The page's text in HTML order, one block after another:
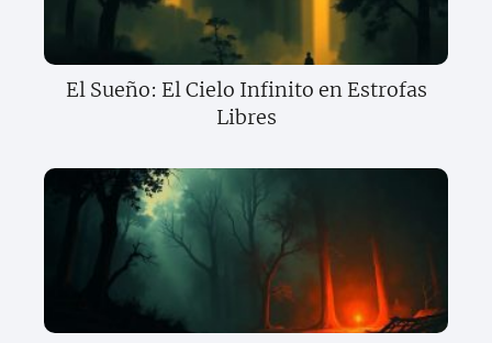
El Sueño: El Cielo Infinito en Estrofas
Libres